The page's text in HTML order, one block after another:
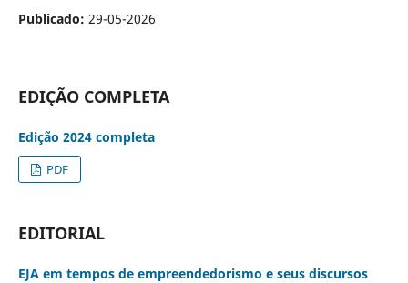
Publicado: 29-05-2026
EDIÇÃO COMPLETA
Edição 2024 completa
PDF
EDITORIAL
EJA em tempos de empreendedorismo e seus discursos